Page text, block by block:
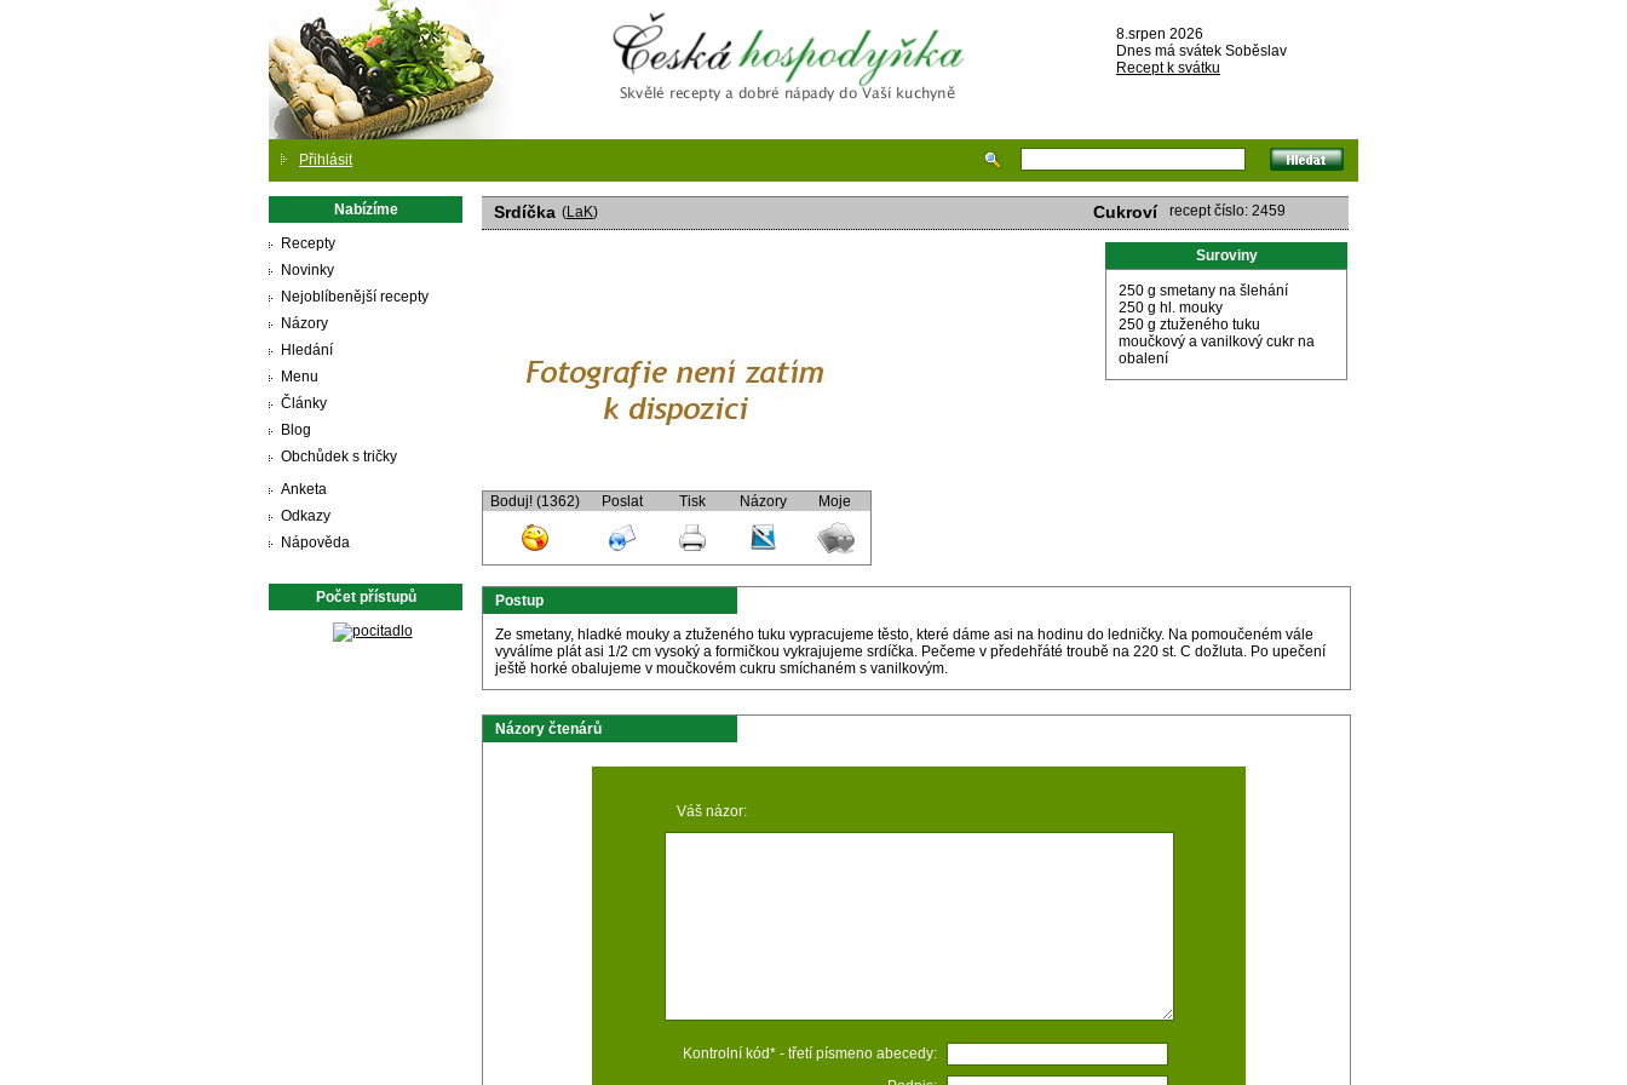
Česká hospodyňka
8.srpen 2026
Dnes má svátek Soběslav
Recept k svátku
Přihlásit
Nabízíme
Recepty
Novinky
Nejoblíbenější recepty
Názory
Hledání
Menu
Články
Blog
Obchůdek s tričky
Anketa
Odkazy
Nápověda
Počet přístupů
Srdíčka (LaK) Cukroví recept číslo: 2459
Boduj! (1362) Poslat Tisk Názory Moje
Suroviny
250 g smetany na šlehání
250 g hl. mouky
250 g ztuženého tuku
moučkový a vanilkový cukr na
obalení
Postup
Ze smetany, hladké mouky a ztuženého tuku vypracujeme těsto, které dáme asi na hodinu do ledničky. Na pomoučeném vále
vyválíme plát asi 1/2 cm vysoký a formičkou vykrajujeme srdíčka. Pečeme v předehřáté troubě na 220 st. C dožluta. Po upečení
ještě horké obalujeme v moučkovém cukru smíchaném s vanilkovým.
Názory čtenárů
Váš názor:
Kontrolní kód* - třetí písmeno abecedy: